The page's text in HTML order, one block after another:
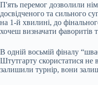
П'ять перемог дозволили
досвідченого та сильного
на 1-й хвилині, до
хочеш визначати фаворитів
В одній восьмій фіналу
Штутгарту скористатися не
залишили турнір, вони